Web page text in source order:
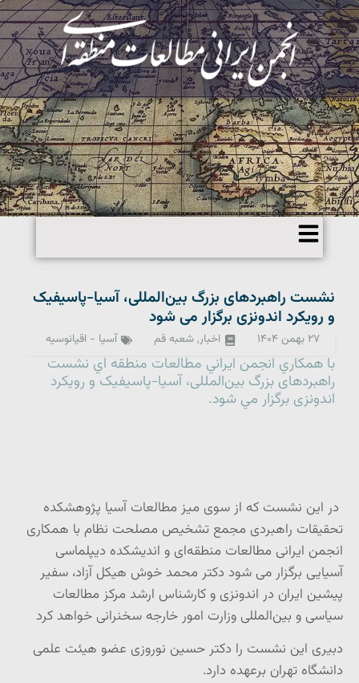
نشست راهبردهای بزرگ بین‌المللی، آسیا-پاسیفیک
و رویکرد اندونزی برگزار می شود
۲۷ بهمن ۱۴۰۴ اخبار,شعبه قم آسیا - اقیانوسیه
با همكاري انجمن ايراني مطالعات منطقه اي نشست
راهبردهای بزرگ بین‌المللی، آسیا-پاسیفیک و رویکرد
اندونزی برگزار مي شود.
در این نشست که از سوی میز مطالعات آسیا پژوهشکده
تحقیقات راهبردی مجمع تشخیص مصلحت نظام با همکاری
انجمن ایرانی مطالعات منطقه‌ای و اندیشکده دیپلماسی
آسیایی برگزار می‌ شود دکتر محمد خوش هیکل آزاد، سفیر
پیشین ایران در اندونزی و کارشناس ارشد مرکز مطالعات
سیاسی و بین‌المللی وزارت امور خارجه سخنرانی خواهد کرد
دبیری این نشست را دکتر حسین نوروزی عضو هیئت علمی
دانشگاه تهران برعهده دارد.